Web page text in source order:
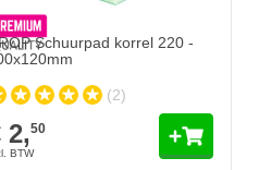
Schuurpad korrel 220 -
(2)
2,50